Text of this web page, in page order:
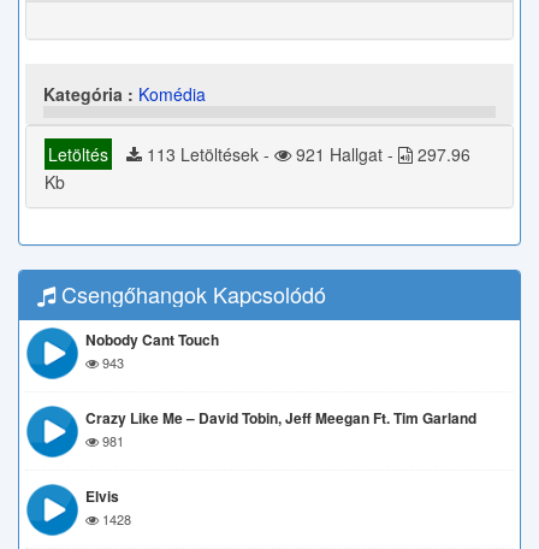
Kategória : Komédia
Letöltés 113 Letöltések - 921 Hallgat -
297.96
Kb
Csengőhangok Kapcsolódó
Nobody Cant Touch
943
Crazy Like Me – David Tobin, Jeff Meegan Ft. Tim Garland
981
Elvis
1428